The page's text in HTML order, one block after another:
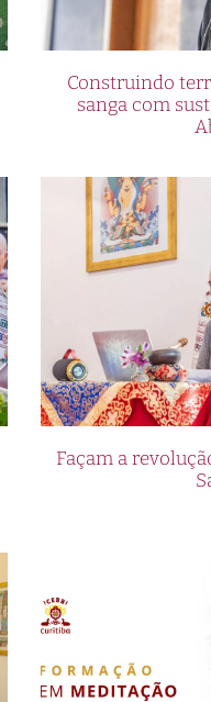
Construindo
sanga com
Façam a